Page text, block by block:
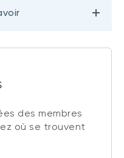
des membres
où se trouvent